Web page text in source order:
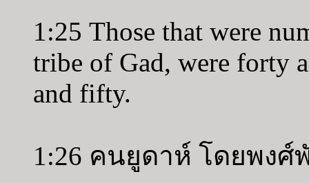
1:25 Those that were
tribe of Gad, were forty
and fifty.
1:26 คนยูดาห์ โดยพง